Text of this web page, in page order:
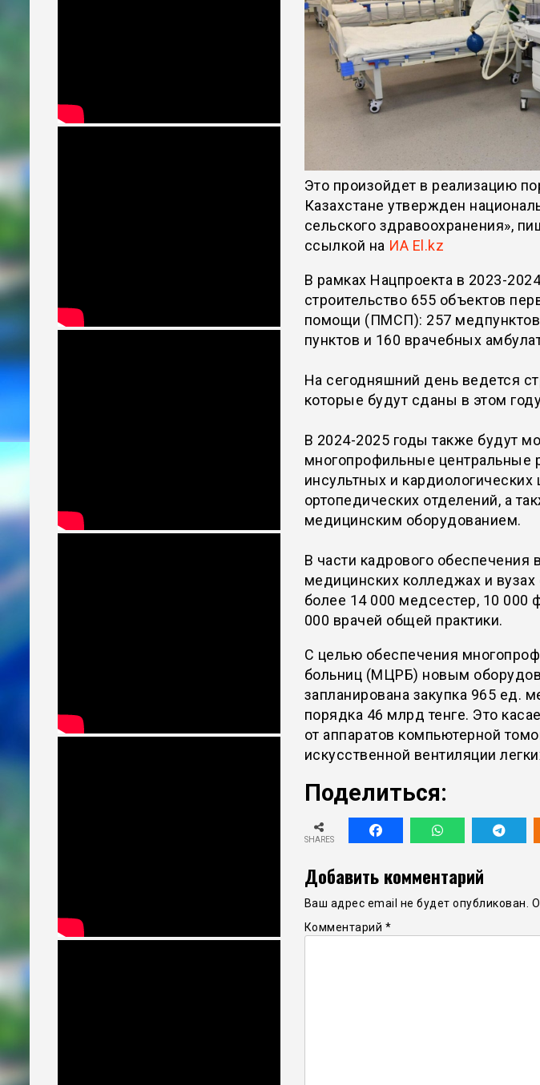
Это произойдет в реализацию
Казахстане утвержден
сельского здравоохранения»,
ссылкой на ИА El.kz
В рамках Нацпроекта в 2023-
строительство 655 объектов
помощи (ПМСП): 257
пунктов и 160 врачебных
На сегодняшний день ведется
которые будут сданы в этом
В 2024-2025 годы также будут
многопрофильные центральные
инсультных и кардиологических
ортопедических отделений, а
медицинским оборудованием.
В части кадрового обеспечения
медицинских колледжах и вузах
более 14 000 медсестер, 10 000
000 врачей общей практики.
С целью обеспечения
больниц (МЦРБ) новым
запланирована закупка 965 ед.
порядка 46 млрд тенге. Это
от аппаратов компьютерной
искусственной вентиляции
Поделиться:
SHARES
Добавить комментарий
Ваш адрес email не будет опубликован.
Комментарий *